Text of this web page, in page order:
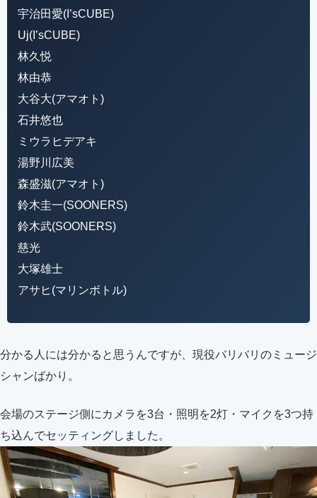
宇治田愛(I’sCUBE)
Uj(I’sCUBE)
林久悦
林由恭
大谷大(アマオト)
石井悠也
ミウラヒデアキ
湯野川広美
森盛滋(アマオト)
鈴木圭一(SOONERS)
鈴木武(SOONERS)
慈光
大塚雄士
アサヒ(マリンボトル)
分かる人には分かると思うんですが、現役バリバリのミュージ
シャンばかり。
会場のステージ側にカメラを3台・照明を2灯・マイクを3つ持
ち込んでセッティングしました。